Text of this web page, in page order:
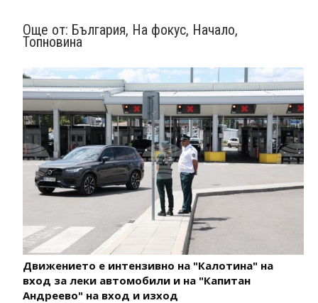
Още от: България, На фокус, Начало,
Топновина
Движението е интензивно на "Калотина" на
вход за леки автомобили и на "Капитан
Андреево" на вход и изход